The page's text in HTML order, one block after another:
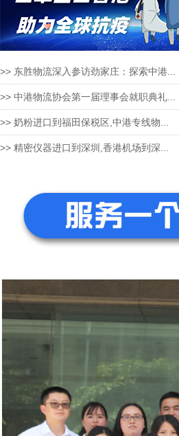
>> 东胜物流深入参访劲家庄：探索中港...
>> 中港物流协会第一届理事会就职典礼...
>> 奶粉进口到福田保税区,中港专线物...
>> 精密仪器进口到深圳,香港机场到深...